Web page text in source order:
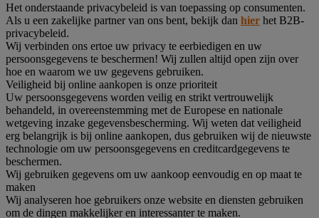
Het onderstaande privacybeleid is van toepassing op consumenten.
Als u een zakelijke partner van ons bent, bekijk dan hier het B2B-
privacybeleid.
Wij verbinden ons ertoe uw privacy te eerbiedigen en uw
persoonsgegevens te beschermen! Wij zullen altijd open zijn over
hoe en waarom we uw gegevens gebruiken.
Veiligheid bij online aankopen is onze prioriteit
Uw persoonsgegevens worden veilig en strikt vertrouwelijk
behandeld, in overeenstemming met de Europese en nationale
wetgeving inzake gegevensbescherming. Wij weten dat veiligheid
erg belangrijk is bij online aankopen, dus gebruiken wij de nieuwste
technologie om uw persoonsgegevens en creditcardgegevens te
beschermen.
Wij gebruiken gegevens om uw aankoop eenvoudig en op maat te
maken
Wij analyseren hoe gebruikers onze website en diensten gebruiken
om de dingen makkelijker en interessanter te maken.